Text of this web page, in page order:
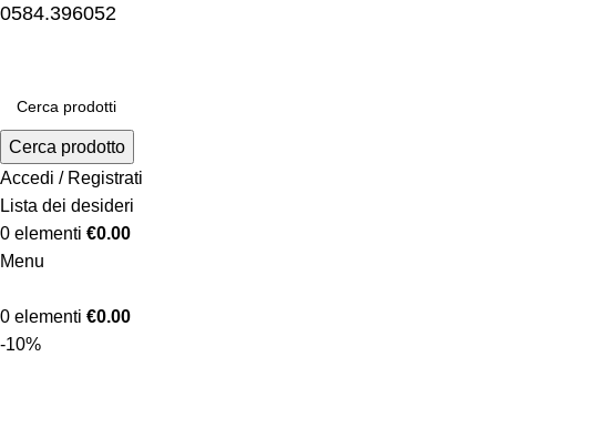
0584.396052
Cerca prodotto
Accedi / Registrati
Lista dei desideri
0 elementi €0.00
Menu
0 elementi €0.00
-10%